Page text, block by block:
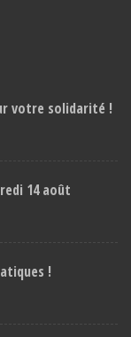
votre solidarité !
14 août
!